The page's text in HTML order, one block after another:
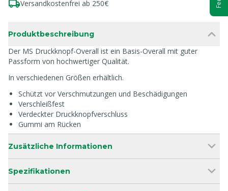
Versandkostenfrei ab 250€
Produktbeschreibung
Der MS Druckknopf-Overall ist ein Basis-Overall mit guter
Passform von hochwertiger Qualität.
In verschiedenen Größen erhältlich.
Schützt vor Verschmutzungen und Beschädigungen
Verschleißfest
Verdeckter Druckknopfverschluss
Gummi am Rücken
Zusätzliche Informationen
Spezifikationen